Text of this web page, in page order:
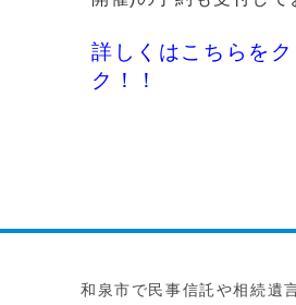
詳しくはこちらをク
ク！！
和泉市で民事信託や相続遺